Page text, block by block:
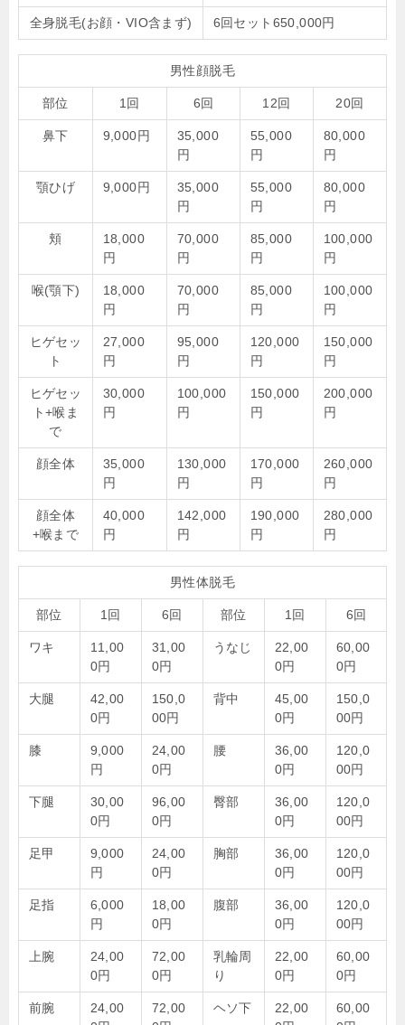
全身脱毛(お顔・VIO含まず) 6回セット650,000円
男性顔脱毛
部位 1回 6回 12回 20回
鼻下 9,000円
35,000
円
55,000
円
80,000
円
顎ひげ 9,000円
35,000
円
55,000
円
80,000
円
頬
18,000
円
70,000
円
85,000
円
100,000
円
喉(顎下)
18,000
円
70,000
円
85,000
円
100,000
円
ヒゲセッ
ト
27,000
円
95,000
円
120,000
円
150,000
円
ヒゲセッ
ト+喉ま
で
30,000
円
100,000
円
150,000
円
200,000
円
顔全体
35,000
円
130,000
円
170,000
円
260,000
円
顔全体
+喉まで
40,000
円
142,000
円
190,000
円
280,000
円
男性体脱毛
部位 1回 6回 部位 1回 6回
ワキ
11,00
0円
31,00
0円
うなじ
22,00
0円
60,00
0円
大腿
42,00
0円
150,0
00円
背中
45,00
0円
150,0
00円
膝
9,000
円
24,00
0円
腰
36,00
0円
120,0
00円
下腿
30,00
0円
96,00
0円
臀部
36,00
0円
120,0
00円
足甲
9,000
円
24,00
0円
胸部
36,00
0円
120,0
00円
足指
6,000
円
18,00
0円
腹部
36,00
0円
120,0
00円
上腕
24,00
0円
72,00
0円
乳輪周
り
22,00
0円
60,00
0円
前腕
24,00
72,00
ヘソ下
22,00
60,00